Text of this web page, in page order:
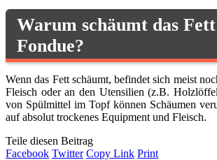
Warum schäumt das
Fondue?
Wenn das Fett schäumt, befindet sich meist
Fleisch oder an den Utensilien (z.B.
von Spülmittel im Topf können Schäumen
auf absolut trockenes Equipment und Fleisch.
Teile diesen Beitrag
Facebook Twitter Copy Link Print